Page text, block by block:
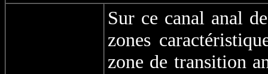
Sur ce canal anal
zones
zone de transition